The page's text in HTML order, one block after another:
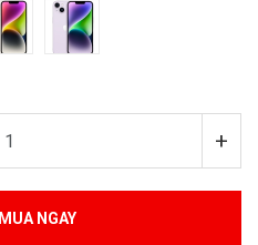
+
MUA NGAY